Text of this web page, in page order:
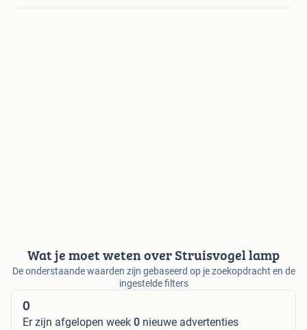
Wat je moet weten over Struisvogel lamp
De onderstaande waarden zijn gebaseerd op je zoekopdracht en de
ingestelde filters
0
Er zijn afgelopen week 0 nieuwe advertenties